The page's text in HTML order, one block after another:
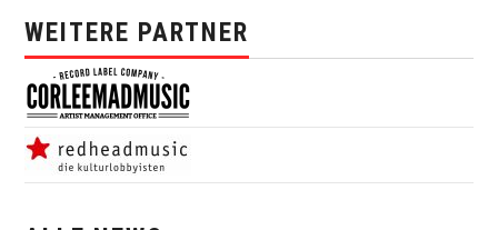
WEITERE PARTNER